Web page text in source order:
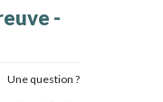
-
Une question ?